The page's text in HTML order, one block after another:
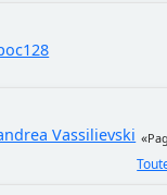
Vassilievski